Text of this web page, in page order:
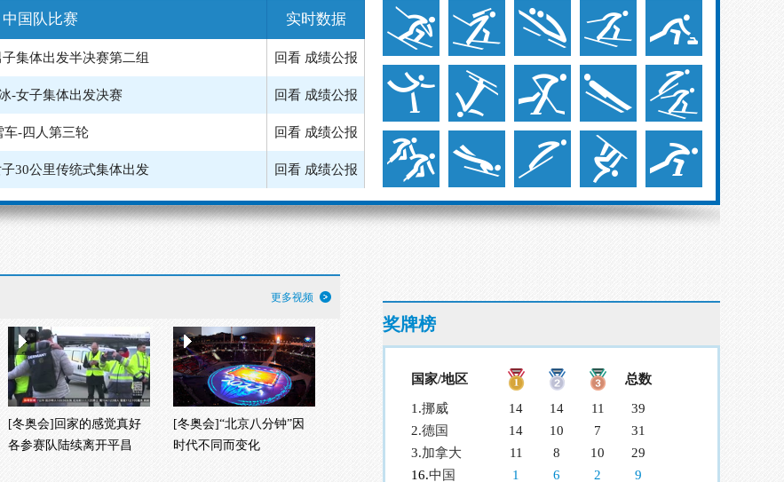
中国队比赛 实时数据
集体出发半决赛第二组 回看 成绩公报
-女子集体出发决赛 回看 成绩公报
车-四人第三轮 回看 成绩公报
30公里传统式集体出发 回看 成绩公报
车-四人第二轮 回看 成绩公报
更多视频
[冬奥会]回家的感觉真好
各参赛队陆续离开平昌
[冬奥会]“北京八分钟”因
时代不同而变化
奖牌榜
国家/地区 总数
1.挪威 14 14 11
39
2.德国 14 10 7
31
3.加拿大 11 8 10
29
16.中国 1 6 2 9